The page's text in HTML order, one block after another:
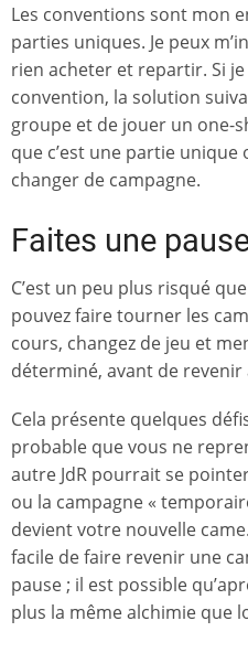
Les conventions sont mon
parties uniques. Je peux
rien acheter et repartir. Si
convention, la solution
groupe et de jouer un one-
que c’est une partie
changer de campagne.
Faites une
C’est un peu plus risqué
pouvez faire tourner les
cours, changez de jeu et
déterminé, avant de revenir
Cela présente quelques
probable que vous ne
autre JdR pourrait se
ou la campagne «
devient votre nouvelle
facile de faire revenir une
pause ; il est possible
plus la même alchimie que